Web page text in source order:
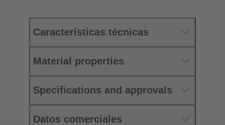
Características técnicas
Material properties
Specifications and approvals
Datos comerciales